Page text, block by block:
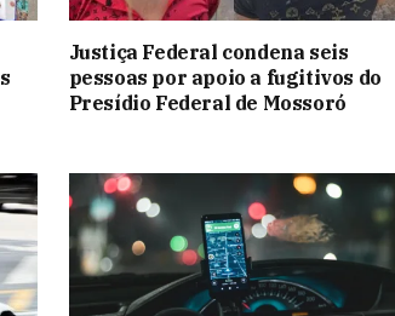
Justiça Federal condena seis
pessoas por apoio a fugitivos do
Presídio Federal de Mossoró